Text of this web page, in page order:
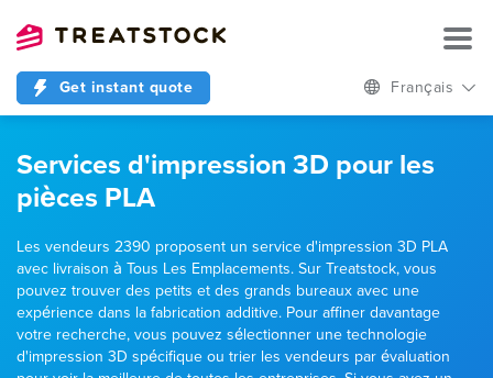
Get instant quote Français
Services d'impression 3D pour les
pièces PLA
Les vendeurs 2390 proposent un service d'impression 3D PLA
avec livraison à Tous Les Emplacements. Sur Treatstock, vous
pouvez trouver des petits et des grands bureaux avec une
expérience dans la fabrication additive. Pour affiner davantage
votre recherche, vous pouvez sélectionner une technologie
d'impression 3D spécifique ou trier les vendeurs par évaluation